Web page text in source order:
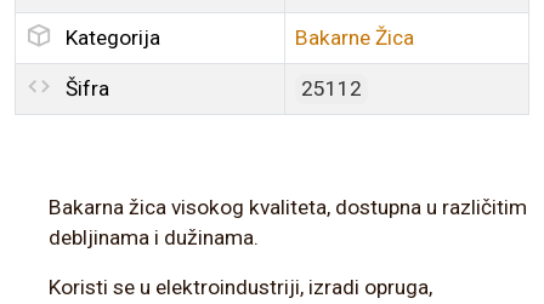
Kategorija Bakarne Žica
Šifra 25112
Bakarna žica visokog kvaliteta, dostupna u različitim
debljinama i dužinama.
Koristi se u elektroindustriji, izradi opruga,